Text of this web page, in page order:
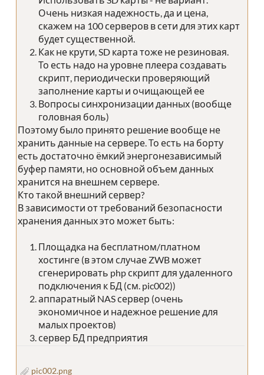
Очень низкая надежность, да и цена,
скажем на 100 серверов в сети для этих карт
будет существенной.
Как не крути, SD карта тоже не резиновая.
То есть надо на уровне плеера создавать
скрипт, периодически проверяющий
заполнение карты и очищающей ее
Вопросы синхронизации данных (вообще
головная боль)
Поэтому было принято решение вообще не
хранить данные на сервере. То есть на борту
есть достаточно ёмкий энергонезависимый
буфер памяти, но основной объем данных
хранится на внешнем сервере.
Кто такой внешний сервер?
В зависимости от требований безопасности
хранения данных это может быть:
Площадка на бесплатном/платном
хостинге (в этом случае ZWB может
сгенерировать php скрипт для удаленного
подключения к БД (см. pic002))
аппаратный NAS сервер (очень
экономичное и надежное решение для
малых проектов)
сервер БД предприятия
pic002.png